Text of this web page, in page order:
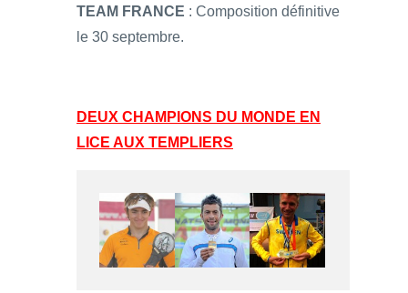
TEAM FRANCE : Composition définitive
le 30 septembre.
DEUX CHAMPIONS DU MONDE EN
LICE AUX TEMPLIERS